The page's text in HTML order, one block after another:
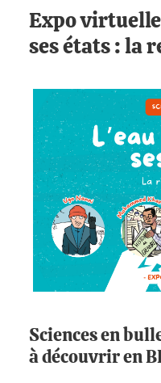
Expo
ses états : la
Sciences en
à découvrir en